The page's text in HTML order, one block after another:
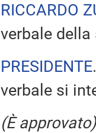
RICCARDO
verbale
PRESIDENTE
verbale si
(È approvato)